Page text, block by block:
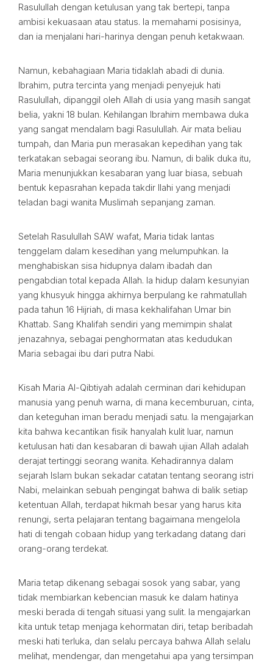
Rasulullah dengan ketulusan yang tak bertepi, tanpa
ambisi kekuasaan atau status. Ia memahami posisinya,
dan ia menjalani hari-harinya dengan penuh ketakwaan.
Namun, kebahagiaan Maria tidaklah abadi di dunia.
Ibrahim, putra tercinta yang menjadi penyejuk hati
Rasulullah, dipanggil oleh Allah di usia yang masih sangat
belia, yakni 18 bulan. Kehilangan Ibrahim membawa duka
yang sangat mendalam bagi Rasulullah. Air mata beliau
tumpah, dan Maria pun merasakan kepedihan yang tak
terkatakan sebagai seorang ibu. Namun, di balik duka itu,
Maria menunjukkan kesabaran yang luar biasa, sebuah
bentuk kepasrahan kepada takdir Ilahi yang menjadi
teladan bagi wanita Muslimah sepanjang zaman.
Setelah Rasulullah SAW wafat, Maria tidak lantas
tenggelam dalam kesedihan yang melumpuhkan. Ia
menghabiskan sisa hidupnya dalam ibadah dan
pengabdian total kepada Allah. Ia hidup dalam kesunyian
yang khusyuk hingga akhirnya berpulang ke rahmatullah
pada tahun 16 Hijriah, di masa kekhalifahan Umar bin
Khattab. Sang Khalifah sendiri yang memimpin shalat
jenazahnya, sebagai penghormatan atas kedudukan
Maria sebagai ibu dari putra Nabi.
Kisah Maria Al-Qibtiyah adalah cerminan dari kehidupan
manusia yang penuh warna, di mana kecemburuan, cinta,
dan keteguhan iman beradu menjadi satu. Ia mengajarkan
kita bahwa kecantikan fisik hanyalah kulit luar, namun
ketulusan hati dan kesabaran di bawah ujian Allah adalah
derajat tertinggi seorang wanita. Kehadirannya dalam
sejarah Islam bukan sekadar catatan tentang seorang istri
Nabi, melainkan sebuah pengingat bahwa di balik setiap
ketentuan Allah, terdapat hikmah besar yang harus kita
renungi, serta pelajaran tentang bagaimana mengelola
hati di tengah cobaan hidup yang terkadang datang dari
orang-orang terdekat.
Maria tetap dikenang sebagai sosok yang sabar, yang
tidak membiarkan kebencian masuk ke dalam hatinya
meski berada di tengah situasi yang sulit. Ia mengajarkan
kita untuk tetap menjaga kehormatan diri, tetap beribadah
meski hati terluka, dan selalu percaya bahwa Allah selalu
melihat, mendengar, dan mengetahui apa yang tersimpan